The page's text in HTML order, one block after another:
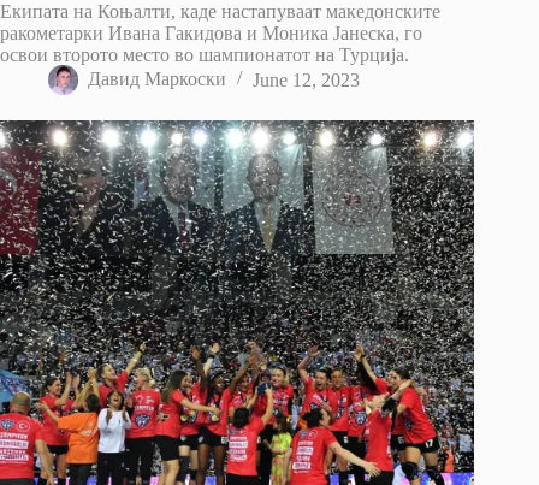
Екипата на Коњалти, каде настапуваат македонските
ракометарки Ивана Гакидова и Моника Јанеска, го
освои второто место во шампионатот на Турција.
Давид Маркоски
June 12, 2023